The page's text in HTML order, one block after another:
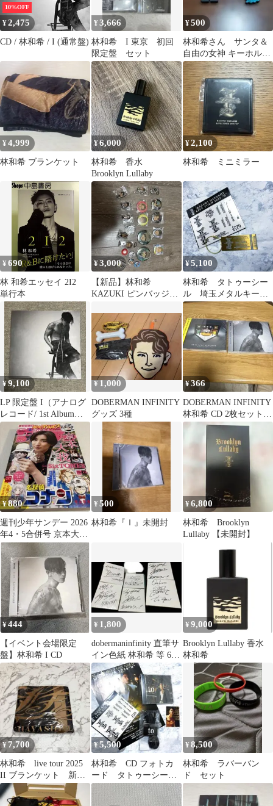
10%OFF
¥2,475
CD / 林和希 / I (通常盤)
¥3,666
林和希 I 東京 初回
限定盤 セット
¥500
林和希さん サンタ＆
自由の女神 キーホルダ
ー 2個セット
¥4,999
林和希 ブランケット
¥6,000
林和希 香水
Brooklyn Lullaby
¥2,100
林和希 ミニミラー
¥690
林 和希エッセイ 2I2
単行本
¥3,000
【新品】林和希
KAZUKI ピンバッジセ
¥5,100
林和希 タトゥーシー
ル 埼玉メタルキーホ
ルダー
¥9,100
LP 限定盤 I（アナログ
レコード/ 1st Album）
林和希
¥1,000
DOBERMAN INFINITY
グッズ 3種
¥366
DOBERMAN INFINITY
林和希 CD 2枚セット
新品
¥880
週刊少年サンデー 2026
年4・5合併号 京本大我
SixTONES 付録シート
¥500
林和希『Ｉ』未開封
¥6,800
林和希 Brooklyn
Lullaby 【未開封】
¥444
【イベント会場限定
盤】林和希 I CD
¥ 1,800
dobermaninfinity 直筆サ
イン色紙 林和希 等 6点
セット
¥ 9,000
Brooklyn Lullaby 香水
林和希
¥7,700
林和希 live tour 2025
II ブランケット 新品
未使用
¥5,500
林和希 CD フォトカ
ード タトゥーシー
ル 特典
¥8,500
林和希 ラバーバン
ド セット